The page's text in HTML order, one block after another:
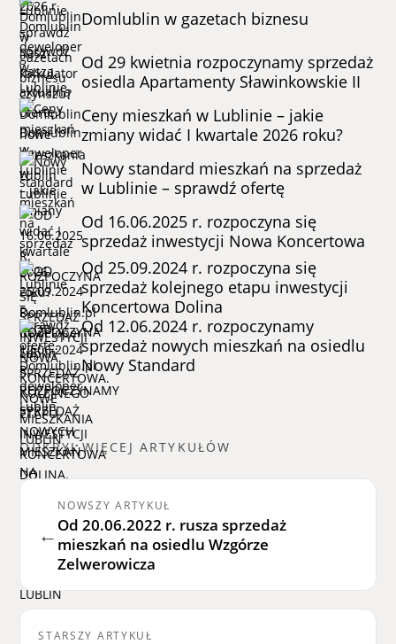
Domlublin w gazetach biznesu
Od 29 kwietnia rozpoczynamy sprzedaż
osiedla Apartamenty Sławinkowskie II
Ceny mieszkań w Lublinie – jakie
zmiany widać I kwartale 2026 roku?
Nowy standard mieszkań na sprzedaż
w Lublinie – sprawdź ofertę
Od 16.06.2025 r. rozpoczyna się
sprzedaż inwestycji Nowa Koncertowa
Od 25.09.2024 r. rozpoczyna się
sprzedaż kolejnego etapu inwestycji
Koncertowa Dolina
Od 12.06.2024 r. rozpoczynamy
sprzedaż nowych mieszkań na osiedlu
Nowy Standard
ODKRYJ WIĘCEJ ARTYKUŁÓW
←
NOWSZY ARTYKUŁ
Od 20.06.2022 r. rusza sprzedaż
mieszkań na osiedlu Wzgórze
Zelwerowicza
STARSZY ARTYKUŁ